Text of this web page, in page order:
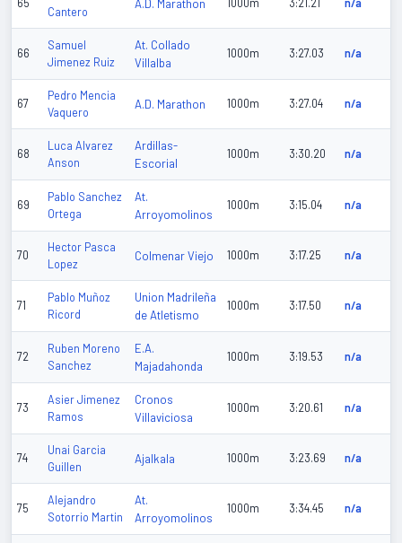
65
Cantero
A.D. Marathon 1000m 3:21.21 n/a
66
Samuel
Jimenez Ruiz
At. Collado
Villalba
1000m 3:27.03 n/a
67
Pedro Mencia
Vaquero
A.D. Marathon 1000m 3:27.04 n/a
68
Luca Alvarez
Anson
Ardillas-
Escorial
1000m 3:30.20 n/a
69
Pablo Sanchez
Ortega
At.
Arroyomolinos
1000m 3:15.04 n/a
70
Hector Pasca
Lopez
Colmenar Viejo 1000m 3:17.25 n/a
71
Pablo Muñoz
Ricord
Union Madrileña
de Atletismo
1000m 3:17.50 n/a
72
Ruben Moreno
Sanchez
E.A.
Majadahonda
1000m 3:19.53 n/a
73
Asier Jimenez
Ramos
Cronos
Villaviciosa
1000m 3:20.61 n/a
74
Unai Garcia
Guillen
Ajalkala 1000m 3:23.69 n/a
75
Alejandro
Sotorrio Martin
At.
Arroyomolinos
1000m 3:34.45 n/a